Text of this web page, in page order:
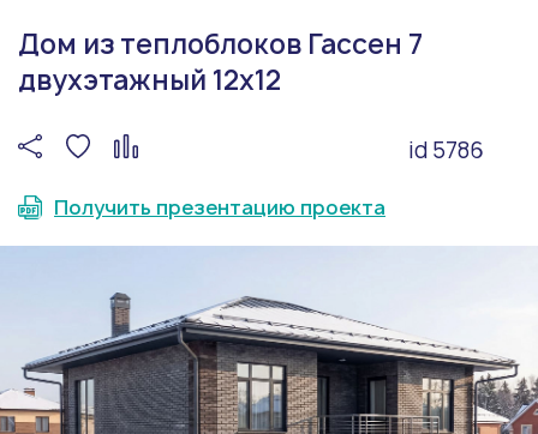
Дом из теплоблоков Гассен 7
двухэтажный 12х12
id 5786
Получить презентацию проекта